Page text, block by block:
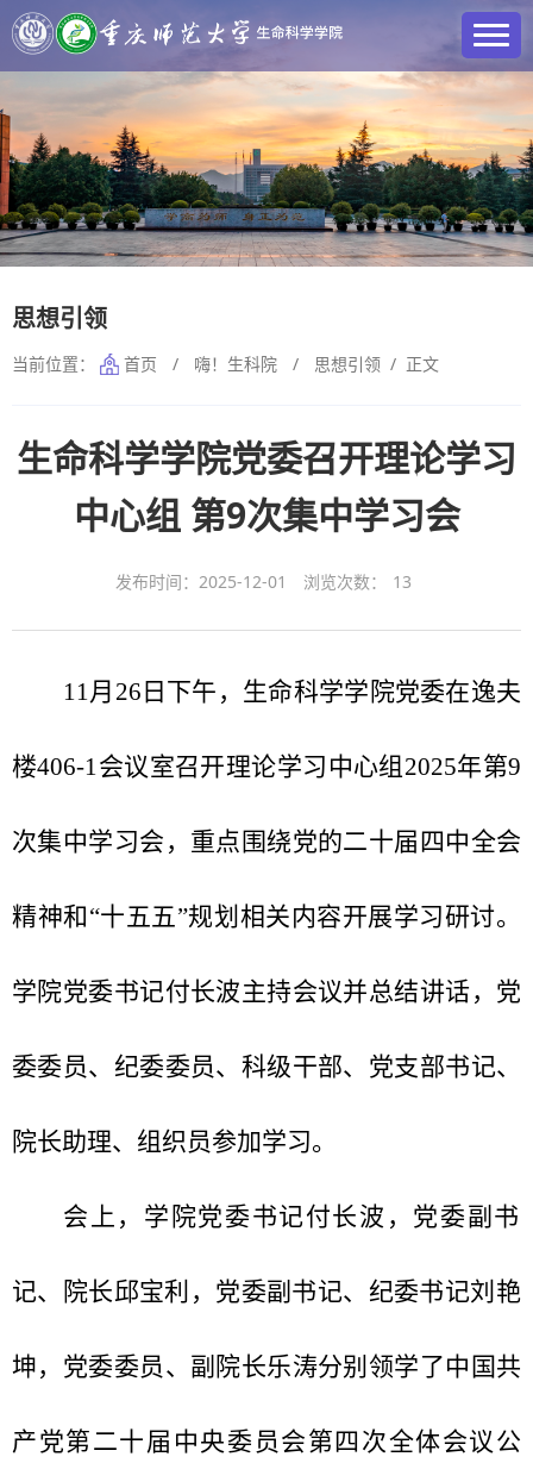
思想引领
当前位置： 首页 / 嗨！生科院 / 思想引领 / 正文
生命科学学院党委召开理论学习
中心组 第9次集中学习会
发布时间：2025-12-01 浏览次数： 13
11月26日下午，生命科学学院党委在逸夫
楼406-1会议室召开理论学习中心组2025年第9
次集中学习会，重点围绕党的二十届四中全会
精神和“十五五”规划相关内容开展学习研讨。
学院党委书记付长波主持会议并总结讲话，党
委委员、纪委委员、科级干部、党支部书记、
院长助理、组织员参加学习。
会上，学院党委书记付长波，党委副书
记、 院长邱宝利，党委副书记、纪委书记刘艳
坤，党委委员、副院长乐涛分别领学了中国共
产党第二十届中央委员会第四次全体会议公